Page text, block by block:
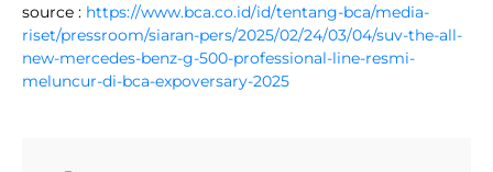
source : https://www.bca.co.id/id/tentang-bca/media-
riset/pressroom/siaran-pers/2025/02/24/03/04/suv-the-all-
new-mercedes-benz-g-500-professional-line-resmi-
meluncur-di-bca-expoversary-2025